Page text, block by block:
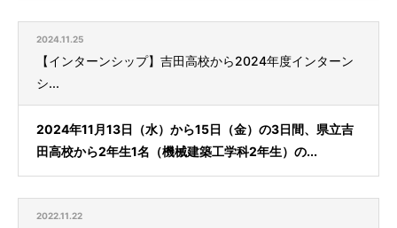
2024.11.25
【インターンシップ】吉田高校から2024年度インターン
シ...
2024年11月13日（水）から15日（金）の3日間、県立吉
田高校から2年生1名（機械建築工学科2年生）の...
2022.11.22